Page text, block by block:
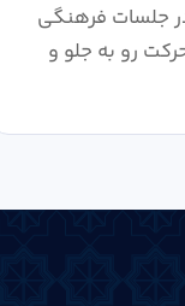
در جلسات فرهنگی
رو به جلو و